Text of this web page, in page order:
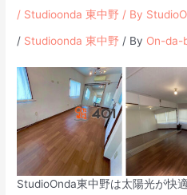
/ Studioonda 東中野 / By
/ Studioonda 東中野 / By On-da-
StudioOnda東中野は太陽光が快